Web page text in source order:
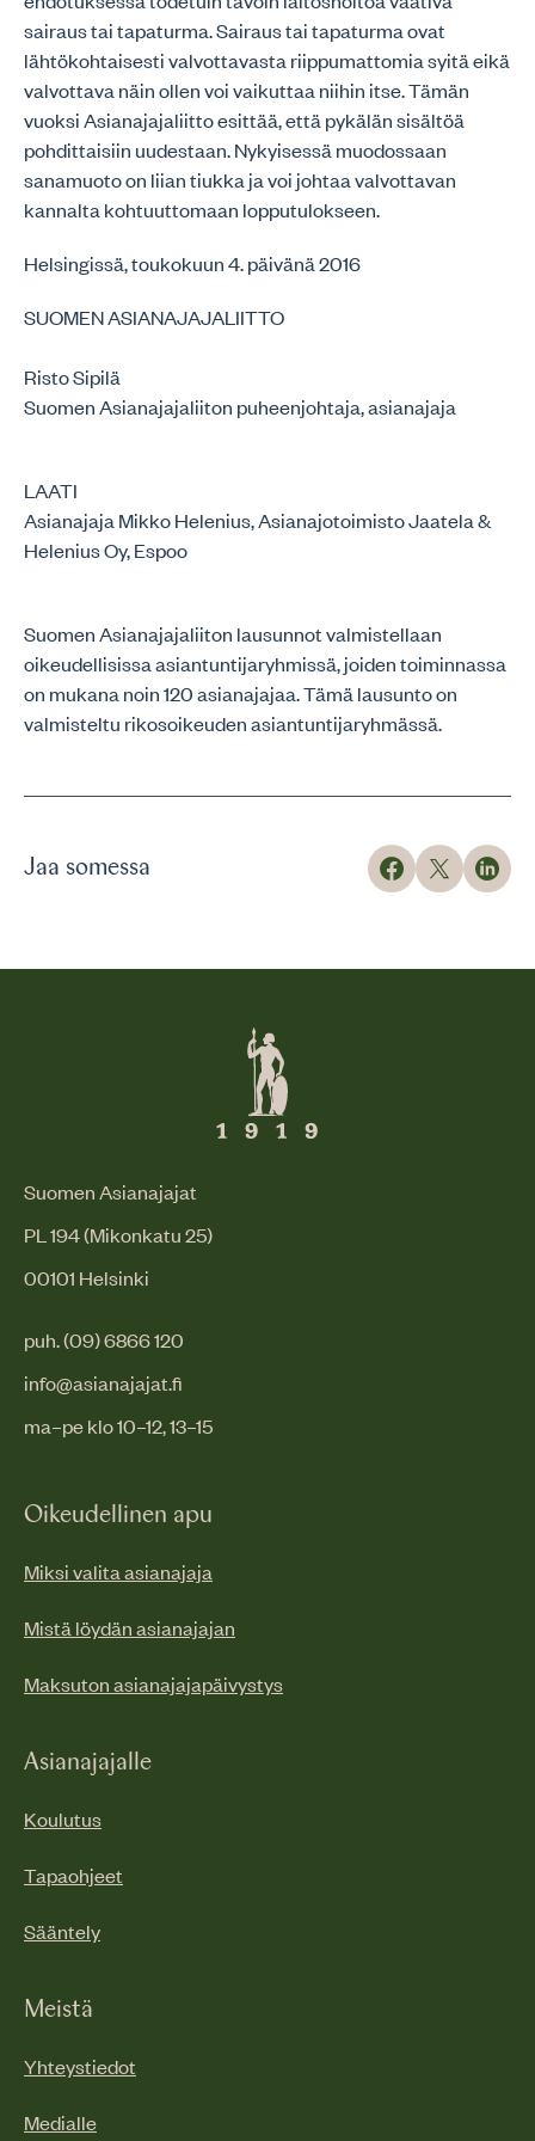
sairaus tai tapaturma. Sairaus tai tapaturma ovat
lähtökohtaisesti valvottavasta riippumattomia syitä eikä
valvottava näin ollen voi vaikuttaa niihin itse. Tämän
vuoksi Asianajajaliitto esittää, että pykälän sisältöä
pohdittaisiin uudestaan. Nykyisessä muodossaan
sanamuoto on liian tiukka ja voi johtaa valvottavan
kannalta kohtuuttomaan lopputulokseen.
Helsingissä, toukokuun 4. päivänä 2016
SUOMEN ASIANAJAJALIITTO
Risto Sipilä
Suomen Asianajajaliiton puheenjohtaja, asianajaja
LAATI
Asianajaja Mikko Helenius, Asianajotoimisto Jaatela &
Helenius Oy, Espoo
Suomen Asianajajaliiton lausunnot valmistellaan
oikeudellisissa asiantuntijaryhmissä, joiden toiminnassa
on mukana noin 120 asianajajaa. Tämä lausunto on
valmisteltu rikosoikeuden asiantuntijaryhmässä.
Jaa somessa
Suomen Asianajajat
PL 194 (Mikonkatu 25)
00101 Helsinki
puh. (09) 6866 120
info@asianajajat.fi
ma–pe klo 10–12, 13–15
Oikeudellinen apu
Miksi valita asianajaja
Mistä löydän asianajajan
Maksuton asianajajapäivystys
Asianajajalle
Koulutus
Tapaohjeet
Sääntely
Meistä
Yhteystiedot
Medialle